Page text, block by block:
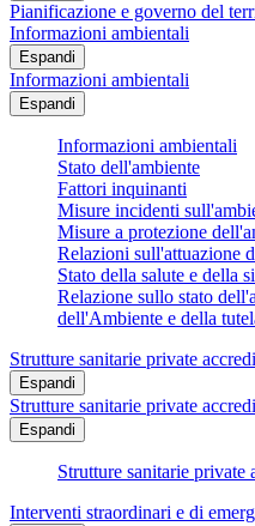
Pianificazione e governo del
Informazioni ambientali
Espandi
Informazioni ambientali
Espandi
Informazioni ambientali
Stato dell'ambiente
Fattori inquinanti
Misure incidenti
Misure a protezione
Relazioni sull'attuazione
Stato della salute e della
Relazione sullo stato
dell'Ambiente e della
Strutture sanitarie private
Espandi
Strutture sanitarie private
Espandi
Strutture sanitarie private
Interventi straordinari e di